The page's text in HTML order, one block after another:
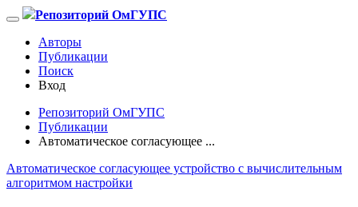
Репозиторий ОмГУПС
Авторы
Публикации
Поиск
Вход
Репозиторий ОмГУПС
Публикации
Автоматическое согласующее ...
Автоматическое согласующее устройство с вычислительным
алгоритмом настройки